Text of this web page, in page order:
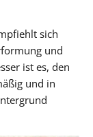
sich
und
ist es, den
und in